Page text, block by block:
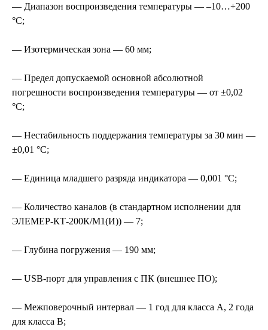
— Диапазон воспроизведения температуры — –10…+200
°С;
— Изотермическая зона — 60 мм;
— Предел допускаемой основной абсолютной
погрешности воспроизведения температуры — от ±0,02
°С;
— Нестабильность поддержания температуры за 30 мин —
±0,01 °С;
— Единица младшего разряда индикатора — 0,001 °С;
— Количество каналов (в стандартном исполнении для
ЭЛЕМЕР-КТ-200К/М1(И)) — 7;
— Глубина погружения — 190 мм;
— USB-порт для управления с ПК (внешнее ПО);
— Межповерочный интервал — 1 год для класса А, 2 года
для класса B;